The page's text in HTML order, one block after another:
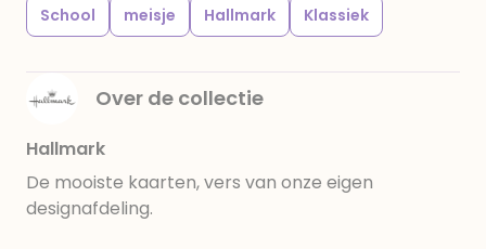
School meisje Hallmark Klassiek
Over de collectie
Hallmark
De mooiste kaarten, vers van onze eigen
designafdeling.